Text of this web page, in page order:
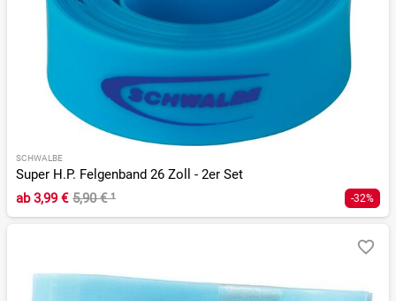
SCHWALBE
Super H.P. Felgenband 26 Zoll - 2er Set
ab3,99 € 5,90 €¹ -32%